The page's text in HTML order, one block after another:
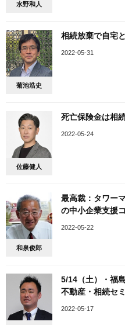
水野和人
菊池浩史
相続放棄で自宅
2022-05-31
佐藤健人
死亡保険金は相
2022-05-24
和泉俊郎
最高裁：タワー
の中小企業支援
2022-05-22
5/14（土）・福
不動産・相続セ
2022-05-17